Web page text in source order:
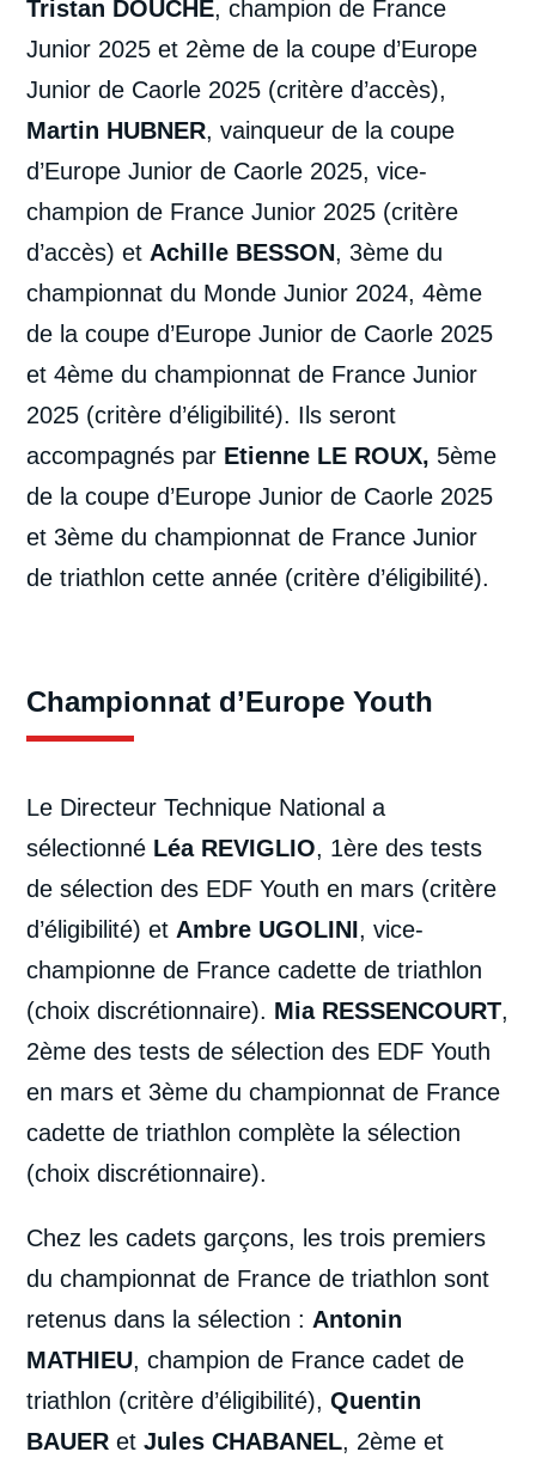
Tristan DOUCHÉ, champion de France
Junior 2025 et 2ème de la coupe d’Europe
Junior de Caorle 2025 (critère d’accès),
Martin HUBNER, vainqueur de la coupe
d’Europe Junior de Caorle 2025, vice-
champion de France Junior 2025 (critère
d’accès) et Achille BESSON, 3ème du
championnat du Monde Junior 2024, 4ème
de la coupe d’Europe Junior de Caorle 2025
et 4ème du championnat de France Junior
2025 (critère d’éligibilité). Ils seront
accompagnés par Etienne LE ROUX, 5ème
de la coupe d’Europe Junior de Caorle 2025
et 3ème du championnat de France Junior
de triathlon cette année (critère d’éligibilité).
Championnat d’Europe Youth
Le Directeur Technique National a
sélectionné Léa REVIGLIO, 1ère des tests
de sélection des EDF Youth en mars (critère
d’éligibilité) et Ambre UGOLINI, vice-
championne de France cadette de triathlon
(choix discrétionnaire). Mia RESSENCOURT,
2ème des tests de sélection des EDF Youth
en mars et 3ème du championnat de France
cadette de triathlon complète la sélection
(choix discrétionnaire).
Chez les cadets garçons, les trois premiers
du championnat de France de triathlon sont
retenus dans la sélection : Antonin
MATHIEU, champion de France cadet de
triathlon (critère d’éligibilité),Quentin
BAUER etJules CHABANEL, 2ème et